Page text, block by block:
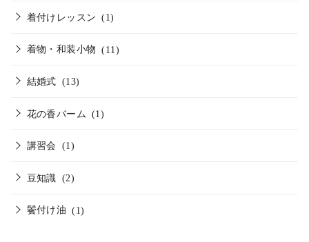
着付けレッスン (1)
着物・和装小物 (11)
結婚式 (13)
花の香バーム (1)
講習会 (1)
豆知識 (2)
鬢付け油 (1)